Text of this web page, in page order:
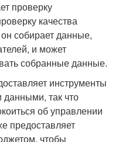
проверку
качества
он собирает данные,
и может
собранные данные.
инструменты
так что
об управлении
предоставляет
чтобы